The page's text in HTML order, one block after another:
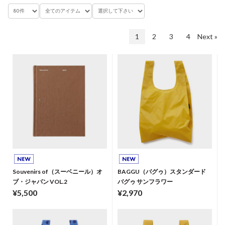
1 2 3 4 Next »
Souvenirs of（スーベニール）オ
ブ・ジャパン VOL.2
¥5,500
BAGGU（バグゥ）スタンダード
バグゥ サンフラワー
¥2,970